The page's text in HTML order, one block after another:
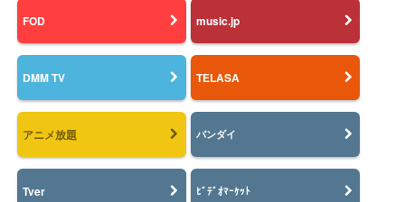
FOD music.jp
DMM TV TELASA
アニメ放題 バンダイ
Tver ﾋﾞﾃﾞｵﾏｰｹｯﾄ